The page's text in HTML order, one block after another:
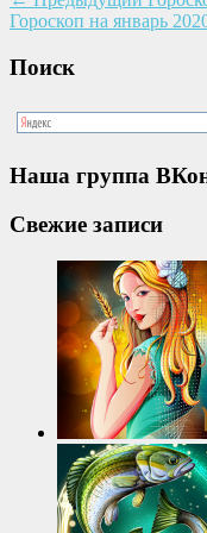
Гороскоп на январь
Поиск
Наша группа
Свежие записи